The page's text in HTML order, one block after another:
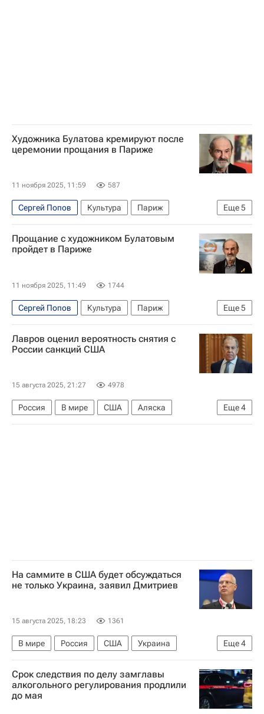
Художника Булатова кремируют после
церемонии прощания в Париже
11 ноября 2025, 11:59 587
Еще5
Сергей Попов Культура
Париж
Нью-Йорк (город)
Москва
Мультимедиа Арт музей
Эрик Булатов
Прощание с художником Булатовым
пройдет в Париже
11 ноября 2025, 11:49 1744
Еще5
Сергей Попов Культура
Париж
Нью-Йорк (город)
Россия
Эрик Булатов
Мультимедиа Арт музей
КПСС
Лавров оценил вероятность снятия с
России санкций США
15 августа 2025, 21:27 4978
Еще4
Россия В мире США
Аляска
Сергей Лавров
Владимир Путин
На саммите в США будет обсуждаться
не только Украина, заявил Дмитриев
15 августа 2025, 18:23 1361
Еще4
В мире Россия США
Украина
Владимир Путин
Дональд Трамп
Кирилл Дмитриев
Российский фонд прямых инвестиций
Срок следствия по делу замглавы
алкогольного регулирования продлили
до мая